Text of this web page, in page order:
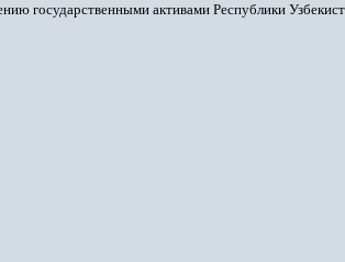
государственными активами Республики